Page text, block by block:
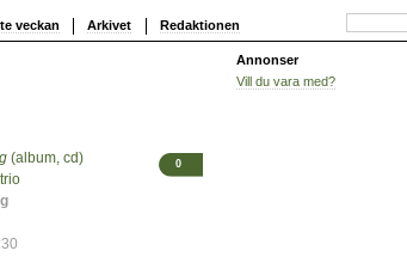
veckan Arkivet Redaktionen
(album, cd)
0
Annonser
Vill du vara med?